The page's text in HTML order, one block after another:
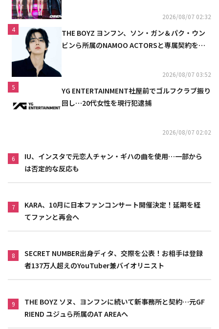
2026/08/07 02:32
4
THE BOYZ ヨンフン、ソン・ガン＆パク・ウン
ビンら所属のNAMOO ACTORSと専属契約を締
2026/08/07 03:52
5
YG ENTERTAINMENT社屋前でゴルフクラブ振り
回し…20代女性を現行犯逮捕
2026/08/07 02:02
6
IU、インスタで元恋人チャン・ギハの曲を使用…一部から
は否定的な反応も
7
KARA、10月に日本ファンコンサート開催決定！延期を経
てファンと再会へ
8
SECRET NUMBER出身ディタ、交際を公表！お相手は登録
者137万人超えのYouTuber兼バイオリニスト
9
THE BOYZ ソヌ、ヨンフンに続いて新事務所と契約…元GF
RIEND ユジュら所属のAT AREAへ